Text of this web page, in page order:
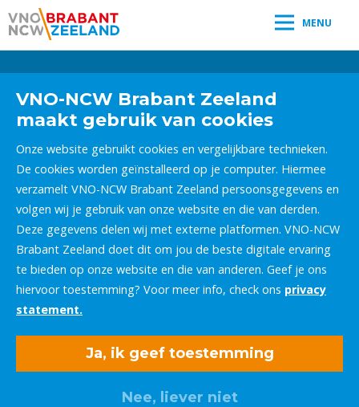
MENU
VNO-NCW Brabant Zeeland
maakt gebruik van cookies
Onze website gebruikt cookies en vergelijkbare technieken.
De cookies worden geïnstalleerd op je computer. Hiermee
verzamelt VNO-NCW Brabant Zeeland persoonsgegevens en
volgen wij je gebruik van onze website en die van derden.
Deze gegevens delen wij met externe platformen. VNO-NCW
Brabant Zeeland doet dit om jou de beste digitale ervaring
te bieden op onze website en die van anderen. Geef je ons
hiervoor toestemming? Voor meer info, check ons privacy
statement.
Ja, ik geef toestemming
Nee, liever niet